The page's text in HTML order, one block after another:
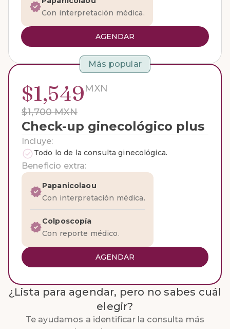
Con interpretación médica.
AGENDAR
Más popular
$1,549MXN
$1,700 MXN
Check-up ginecológico plus
Incluye:
Todo lo de la consulta ginecológica.
Beneficio extra:
Papanicolaou
Con interpretación médica.
Colposcopía
Con reporte médico.
AGENDAR
¿Lista para agendar, pero no sabes cuál
elegir?
Te ayudamos a identificar la consulta más